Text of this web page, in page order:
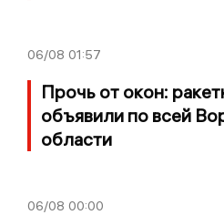
06/08 01:57
Прочь от окон:
объявили по всей
области
06/08 00:00